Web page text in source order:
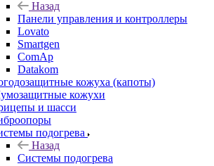
Назад
Панели управления и контроллеры
Lovato
Smartgen
ComAp
Datakom
кожуха (капоты)
кожухи
и шасси
подогрева
Назад
Системы подогрева